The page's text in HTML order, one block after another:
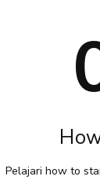
Pelajari how to